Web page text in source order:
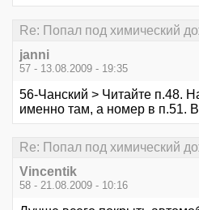
Re: Попал под химический
janni
57 - 13.08.2009 - 19:35
56-Чанский > Читайте п.48.
именно там, а номер в п.51.
Re: Попал под химический
Vincentik
58 - 21.08.2009 - 10:16